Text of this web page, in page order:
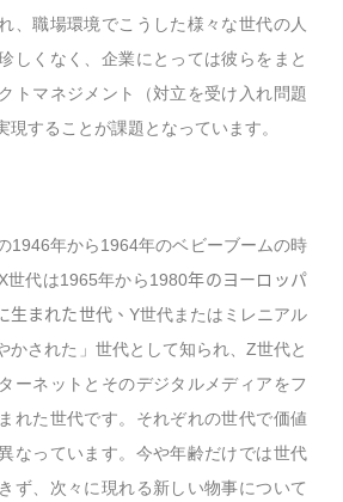
、職場環境でこうした様々な世代の人
しくなく、企業にとっては彼らをまと
トマネジメント（対立を受け入れ問題
現することが課題となっています。
1946年から1964年のベビーブームの時
X世代は1965年から1980年のヨーロッパ
生まれた世代、 Y世代またはミレニアル
かされた」世代として知られ、 Z世代と
ーネットとそのデジタルメディアをフ
れた世代です。それぞれの世代で価値
なっています。今や年齢だけでは世代
ず、次々に現れる新しい物事について